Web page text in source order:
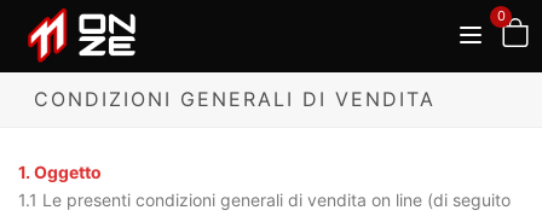
0
CONDIZIONI GENERALI DI VENDITA
1. Oggetto
1.1 Le presenti condizioni generali di vendita on line (di seguito